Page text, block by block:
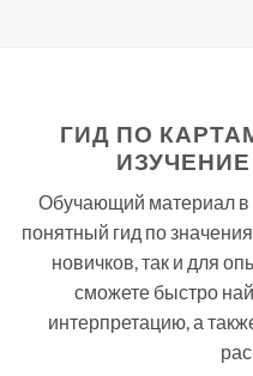
ГИД ПО
Обучающий материал в
понятный гид по
новичков, так и для
сможете быстро
интерпретацию, а